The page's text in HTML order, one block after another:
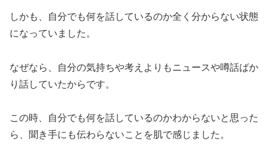
しかも、自分でも何を話しているのか全く分からない状態
になっていました。
なぜなら、自分の気持ちや考えよりもニュースや噂話ばか
り話していたからです。
この時、自分でも何を話しているのかわからないと思った
ら、聞き手にも伝わらないことを肌で感じました。